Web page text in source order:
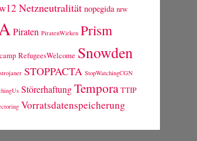
Netzneutralität nopegida nrw
Piraten PiratenWirken Prism
RefugeesWelcome Snowden
STOPPACTA StopWatchingCGN
StörerhaftungTempora TTIP
Vorratsdatenspeicherung